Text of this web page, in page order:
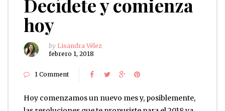
Decídete y comienza
hoy
by Lisandra Vélez
febrero 1, 2018
1 Comment
Hoy comenzamos un nuevo mes y, posiblemente,